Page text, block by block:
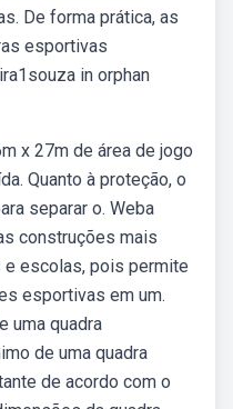
De forma prática, as
esportivas
in orphan
x 27m de área de jogo
Quanto à proteção, o
separar o. Weba
construções mais
escolas, pois permite
esportivas em um.
uma quadra
de uma quadra
de acordo com o